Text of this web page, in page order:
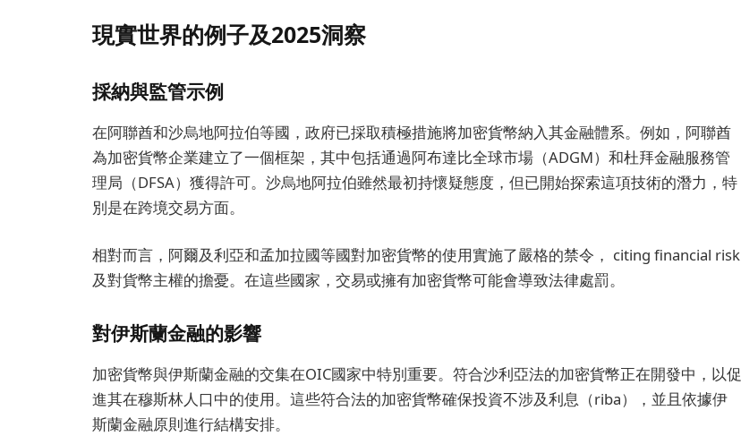
現實世界的例子及2025洞察
採納與監管示例
在阿聯酋和沙烏地阿拉伯等國，政府已採取積極措施將加密貨幣納入其金融體系。例如，阿聯酋
為加密貨幣企業建立了一個框架，其中包括通過阿布達比全球市場（ADGM）和杜拜金融服務管
理局（DFSA）獲得許可。沙烏地阿拉伯雖然最初持懷疑態度，但已開始探索這項技術的潛力，特
別是在跨境交易方面。
相對而言，阿爾及利亞和孟加拉國等國對加密貨幣的使用實施了嚴格的禁令， citing financial risk
及對貨幣主權的擔憂。在這些國家，交易或擁有加密貨幣可能會導致法律處罰。
對伊斯蘭金融的影響
加密貨幣與伊斯蘭金融的交集在OIC國家中特別重要。符合沙利亞法的加密貨幣正在開發中，以促
進其在穆斯林人口中的使用。這些符合法的加密貨幣確保投資不涉及利息（riba），並且依據伊
斯蘭金融原則進行結構安排。